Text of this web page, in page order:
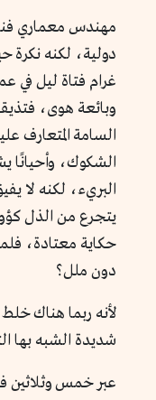
مهندس معماري
دولية، لكنه نكرة
غرام فتاة ليل في
وبائعة هوى،
السامة المتعارف
الشكوك، وأحيانًا
البريء، لكنه لا
يتجرع من الذل
دون ملل؟
لأنه ربما هناك خلط
شديدة الشبه بها
عبر خمس وثلاثين